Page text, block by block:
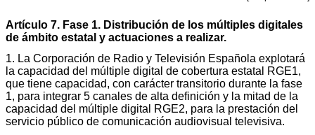
Artículo 7. Fase 1. Distribución de los múltiples digitales
de ámbito estatal y actuaciones a realizar.
1. La Corporación de Radio y Televisión Española explotará
la capacidad del múltiple digital de cobertura estatal RGE1,
que tiene capacidad, con carácter transitorio durante la fase
1, para integrar 5 canales de alta definición y la mitad de la
capacidad del múltiple digital RGE2, para la prestación del
servicio público de comunicación audiovisual televisiva.